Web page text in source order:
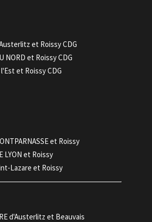
et Roissy CDG
NORD et Roissy CDG
et Roissy CDG
et Roissy
LYON et Roissy
Lazare et Roissy
d'Austerlitz et Beauvais